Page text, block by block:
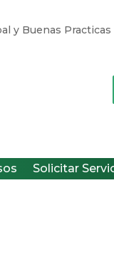
y Buenas Practicas
Solicitar